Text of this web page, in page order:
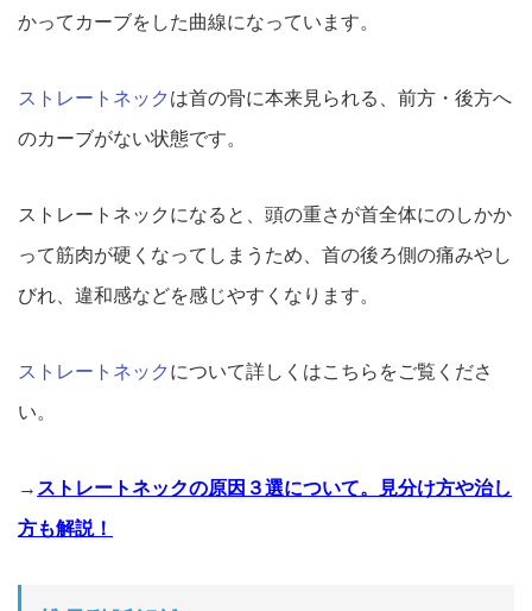
かってカーブをした曲線になっています。
ストレートネック は首の骨に本来見られる、前方・ 後方へ
のカーブがない状態です。
ストレートネックになると、 頭の重さが首全体にのしかか
って筋肉が硬くなってしまうため、 首の後ろ側の痛みやし
びれ、違和感などを感じやすくなります。
ストレートネック について詳しくはこちらをご覧くださ
い。
→ ストレートネックの原因３選について。見分け方や治し
方も解説！